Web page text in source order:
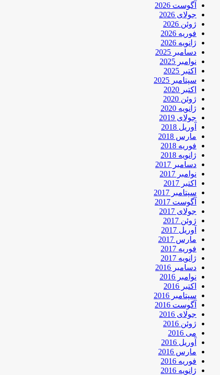
آگوست 2026
جولای 2026
ژوئن 2026
فوریه 2026
ژانویه 2026
دسامبر 2025
نوامبر 2025
اکتبر 2025
سپتامبر 2025
اکتبر 2020
ژوئن 2020
ژانویه 2020
جولای 2019
آوریل 2018
مارس 2018
فوریه 2018
ژانویه 2018
دسامبر 2017
نوامبر 2017
اکتبر 2017
سپتامبر 2017
آگوست 2017
جولای 2017
ژوئن 2017
آوریل 2017
مارس 2017
فوریه 2017
ژانویه 2017
دسامبر 2016
نوامبر 2016
اکتبر 2016
سپتامبر 2016
آگوست 2016
جولای 2016
ژوئن 2016
می 2016
آوریل 2016
مارس 2016
فوریه 2016
ژانویه 2016